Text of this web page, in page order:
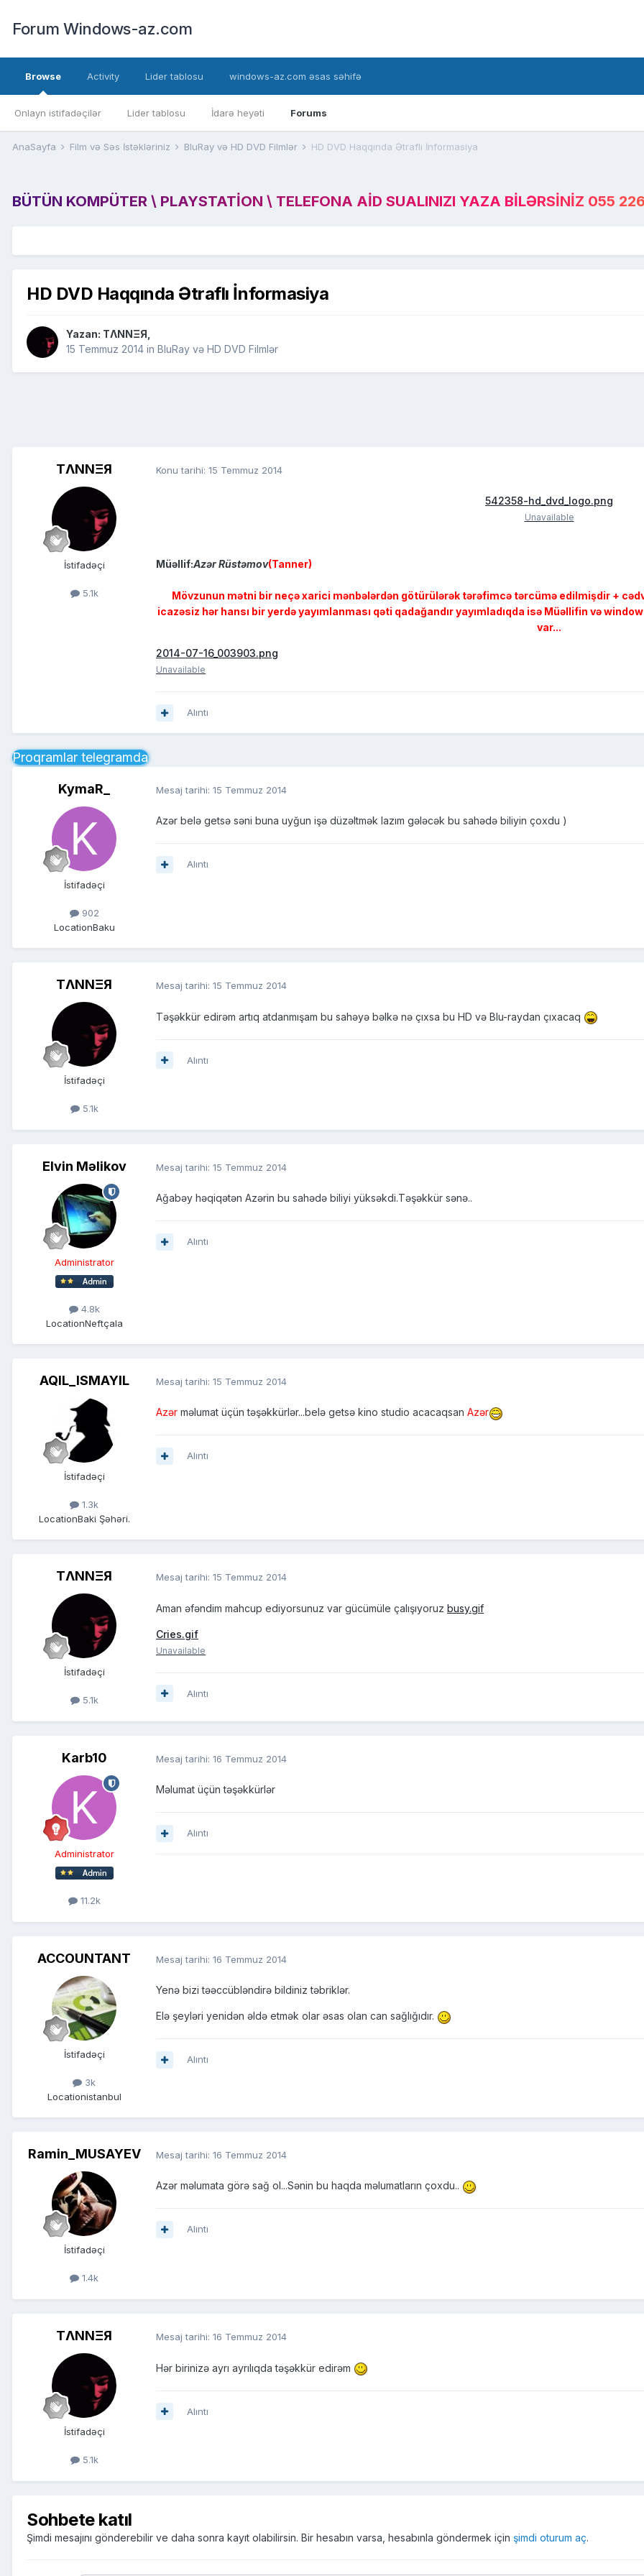
Forum Windows-az.com
Browse
Onlayn istifadəçilər Lider tablosu İdarə heyəti Forums
Activity Lider tablosu windows-az.com əsas səhifə
AnaSayfa Film və Səs İstəkləriniz BluRay və HD DVD Filmlər HD DVD Haqqında Ətraflı İnformasiya
BÜTÜN KOMPÜTER \ PLAYSTATION \ TELEFONA AID SUALINIZI YAZA BILƏRSINIZ 055
HD DVD Haqqında Ətraflı İnformasiya
Yazan: TΛNNΞЯ
15 Temmuz 2014 in BluRay və HD DVD Filmlər
TΛNNΞЯ
İstifadəçi
5.1k
Konu tarihi: 15 Temmuz 2014
542358-hd_dvd_logo.png
Unavailable
Müəllif:Azər Rüstəmov(Tanner)
Mövzunun mətni bir neçə xarici mənbələrdən götürülərək tərəfimcə tərcümə edilmişdir +
icazəsiz hər hansı bir yerdə yayımlanması qəti qadağandır yayımladıqda isə Müəllifin və
var...
2014-07-16_003903.png
Unavailable
Alıntı
Proqramlar telegramda
KymaR_
İstifadəçi
902
LocationBaku
Mesaj tarihi: 15 Temmuz 2014
Azər belə getsə səni buna uyğun işə düzəltmək lazım gələcək bu sahədə biliyin çoxdu )
Alıntı
TΛNNΞЯ
İstifadəçi
5.1k
Mesaj tarihi: 15 Temmuz 2014
Təşəkkür edirəm artıq atdanmışam bu sahəyə bəlkə nə çıxsa bu HD və Blu-raydan çıxacaq
Alıntı
Elvin Məlikov
Administrator
4.8k
LocationNeftçala
Mesaj tarihi: 15 Temmuz 2014
Ağabəy həqiqətən Azərin bu sahədə biliyi yüksəkdi.Təşəkkür sənə..
Alıntı
AQIL_ISMAYIL
İstifadəçi
1.3k
LocationBaki Şəhəri.
Mesaj tarihi: 15 Temmuz 2014
Azər məlumat üçün təşəkkürlər...belə getsə kino studio acacaqsan Azər
Alıntı
TΛNNΞЯ
İstifadəçi
5.1k
Mesaj tarihi: 15 Temmuz 2014
Aman əfəndim mahcup ediyorsunuz var gücümüle çalışıyoruz busy.gif
Cries.gif
Unavailable
Alıntı
Karb10
Administrator
11.2k
Mesaj tarihi: 16 Temmuz 2014
Məlumat üçün təşəkkürlər
Alıntı
ACCOUNTANT
İstifadəçi
3k
Locationistanbul
Mesaj tarihi: 16 Temmuz 2014
Yenə bizi təəccübləndirə bildiniz təbriklər.
Elə şeyləri yenidən əldə etmək olar əsas olan can sağlığıdır.
Alıntı
Ramin_MUSAYEV
İstifadəçi
1.4k
Mesaj tarihi: 16 Temmuz 2014
Azər məlumata görə sağ ol...Sənin bu haqda məlumatların çoxdu..
Alıntı
TΛNNΞЯ
İstifadəçi
5.1k
Mesaj tarihi: 16 Temmuz 2014
Hər birinizə ayrı ayrılıqda təşəkkür edirəm
Alıntı
Sohbete katıl
Şimdi mesajını gönderebilir ve daha sonra kayıt olabilirsin. Bir hesabın varsa, hesabınla göndermek için şimdi oturum aç.